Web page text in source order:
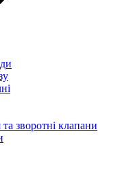
зворотні клапани